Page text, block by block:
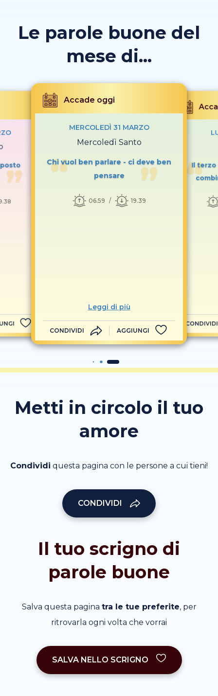
Le parole buone del
mese di...
Accade oggi
MERCOLEDÌ 31 MARZO
Mercoledì Santo
Chi vuol ben parlare - ci deve ben
pensare
06.59 19.39
Leggi di più
CONDIVIDI AGGIUNGI
Il terzo
CONDIVIDI
Metti in circolo il tuo
amore
Condividi questa pagina con le persone a cui tieni!
CONDIVIDI
Il tuo scrigno di
parole buone
Salva questa pagina tra le tue preferite, per
ritrovarla ogni volta che vorrai
SALVA NELLO SCRIGNO